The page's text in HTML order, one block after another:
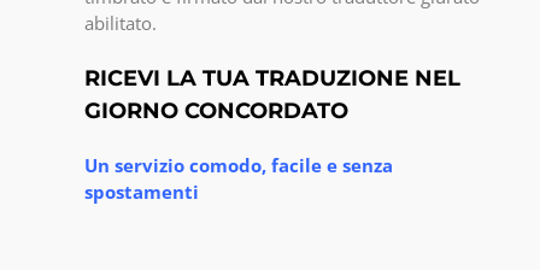
abilitato.
RICEVI LA TUA TRADUZIONE NEL
GIORNO CONCORDATO
Un servizio comodo, facile e senza
spostamenti